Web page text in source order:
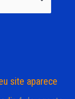
site aparece